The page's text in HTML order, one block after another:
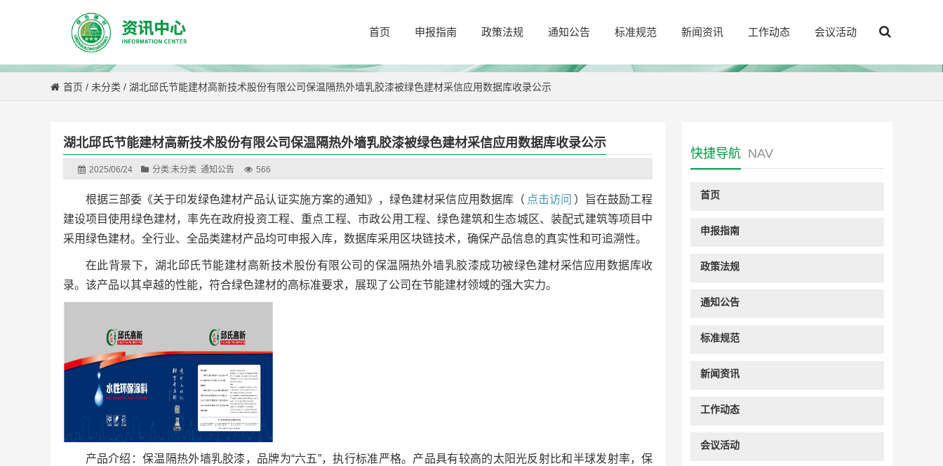
首页 申报指南 政策法规 通知公告 标准规范 新闻资讯 工作动态 会议活动
首页 / 未分类 / 湖北邱氏节能建材高新技术股份有限公司保温隔热外墙乳胶漆被绿色建材采信应用数据库收录公示
湖北邱氏节能建材高新技术股份有限公司保温隔热外墙乳胶漆被绿色建材采信应用数据库收录公示
2025/06/24 分类:未分类 通知公告 566
根据三部委《关于印发绿色建材产品认证实施方案的通知》，绿色建材采信应用数据库（ 点击访问 ）旨在鼓励工程
建设项目使用绿色建材，率先在政府投资工程、重点工程、市政公用工程、绿色建筑和生态城区、装配式建筑等项目中
采用绿色建材。全行业、全品类建材产品均可申报入库，数据库采用区块链技术，确保产品信息的真实性和可追溯性。
在此背景下，湖北邱氏节能建材高新技术股份有限公司的保温隔热外墙乳胶漆成功被绿色建材采信应用数据库收
录。该产品以其卓越的性能，符合绿色建材的高标准要求，展现了公司在节能建材领域的强大实力。
产品介绍：保温隔热外墙乳胶漆，品牌为“六五”，执行标准严格。产品具有较高的太阳光反射比和半球发射率，保
快捷导航 NAV
首页
申报指南
政策法规
通知公告
标准规范
新闻资讯
工作动态
会议活动